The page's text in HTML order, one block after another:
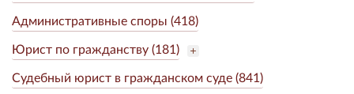
Административные споры (418)
Юрист по гражданству (181)
Судебный юрист в гражданском суде (841)